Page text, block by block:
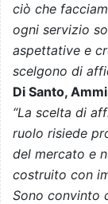
ciò che
ogni servizio
aspettative e
scelgono di
Di Santo,
“La scelta di
ruolo risiede
del mercato e
costruito con
Sono convinto